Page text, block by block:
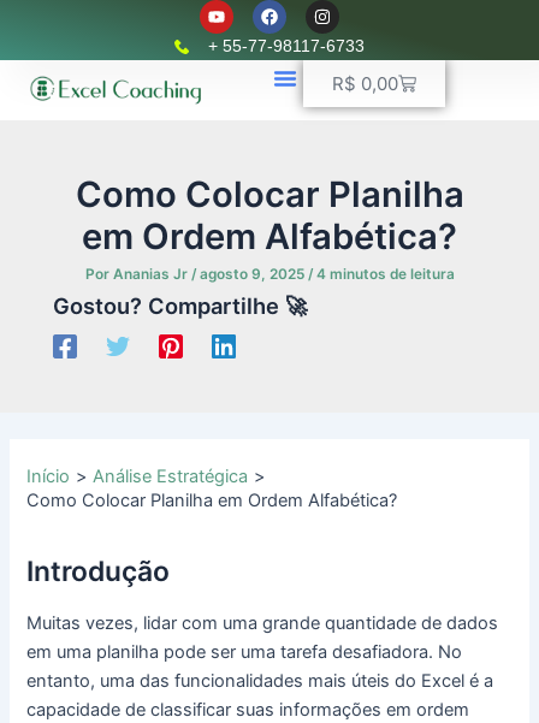
conteúdo
Y
o
u
t
F
a
c
e
b
o
I
n
s
t
r
+ 55-77-98117-6733
R$ 0,00Carrinho
Como Colocar Planilha
em Ordem Alfabética?
Por Ananias Jr /agosto 9, 2025 /4 minutos de leitura
Gostou? Compartilhe 🚀
Início
Análise Estratégica
Como Colocar Planilha em Ordem Alfabética?
Introdução
Muitas vezes, lidar com uma grande quantidade de dados
em uma planilha pode ser uma tarefa desafiadora. No
entanto, uma das funcionalidades mais úteis do Excel é a
capacidade de classificar suas informações em ordem